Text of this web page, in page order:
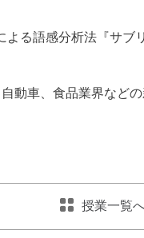
よる語感分析法『サブ
動車、食品業界など
授業一覧